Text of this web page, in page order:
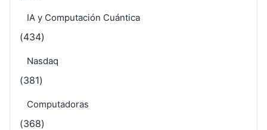
IA y Computación Cuántica
(434)
Nasdaq
(381)
Computadoras
(368)